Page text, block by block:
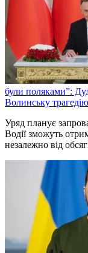
були поляками”:
Волинську трагедію
Уряд планує
Водії зможуть
незалежно від